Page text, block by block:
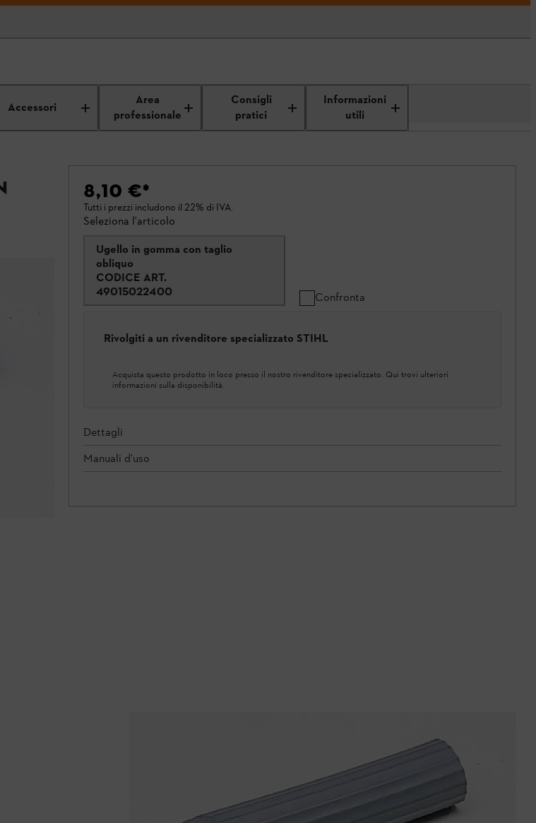
Accessori
Area
professionale
Consigli
pratici
Informazioni
utili
8,10 €*
Tutti i prezzi includono il 22% di IVA.
Seleziona l'articolo
Ugello in gomma con taglio
obliquo
CODICE ART.
49015022400
Confronta
Rivolgiti a un rivenditore specializzato STIHL
Acquista questo prodotto in loco presso il nostro rivenditore specializzato. Qui trovi ulteriori
informazioni sulla disponibilità.
Dettagli
Manuali d'uso